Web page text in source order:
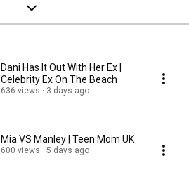
Dani Has It Out With Her Ex |
Celebrity Ex On The Beach
636 views 3 days ago
Mia VS Manley | Teen Mom UK
600 views 5 days ago